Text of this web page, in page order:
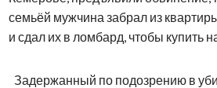
семьёй мужчина забрал из
и сдал их в ломбард, чтобы купить
Задержанный по подозрению в